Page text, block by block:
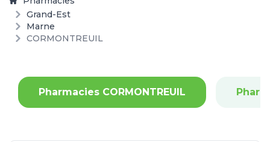
Grand-Est
Marne
CORMONTREUIL
Pharmacies CORMONTREUIL